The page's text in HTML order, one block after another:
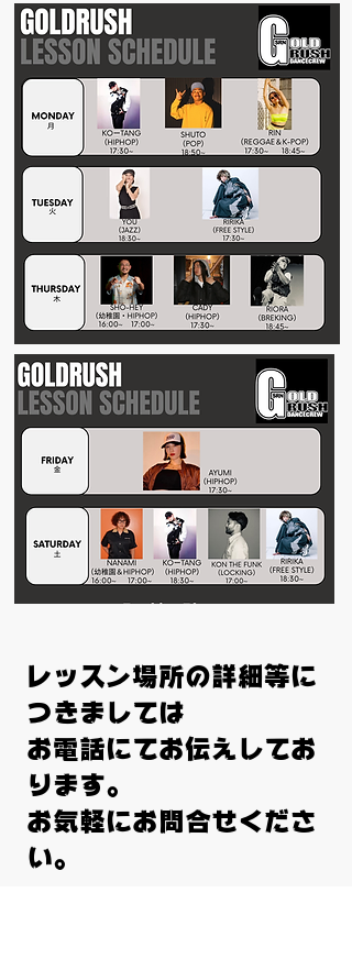
レッスン場所の詳細等に
つきましては
お電話にてお伝えしてお
ります。
​お気軽にお問合せくださ
い。